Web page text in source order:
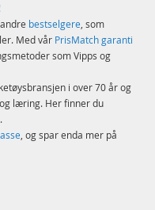
bestselgere, som
Med vår PrisMatch garanti
som Vipps og
i over 70 år og
læring. Her finner du
, og spar enda mer på